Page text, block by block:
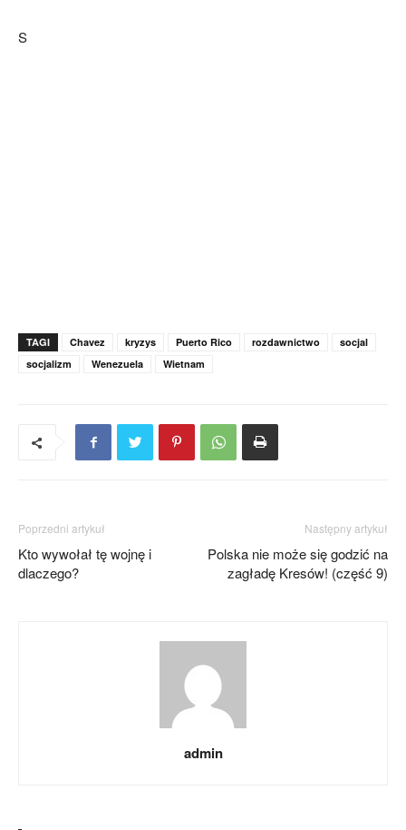
S
TAGI Chavez kryzys Puerto Rico rozdawnictwo
socjal
socjalizm
Wenezuela Wietnam
Poprzedni artykuł
Kto wywołał tę wojnę i
dlaczego?
Następny artykuł
Polska nie może się godzić na
zagładę Kresów! (część 9)
admin